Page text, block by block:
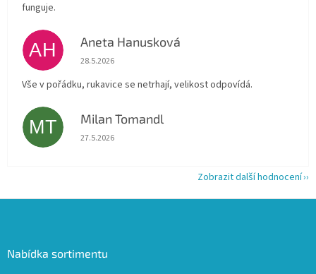
funguje.
AH Aneta Hanusková
Hodnocení obchodu je 5 z 5 hvězdiček.
28.5.2026
Vše v pořádku, rukavice se netrhají, velikost odpovídá.
MT Milan Tomandl
Hodnocení obchodu je 5 z 5 hvězdiček.
27.5.2026
Zobrazit další hodnocení
Nabídka sortimentu